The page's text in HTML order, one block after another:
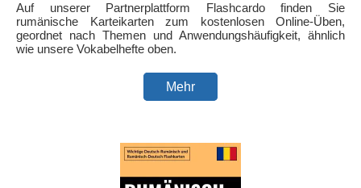
Auf unserer Partnerplattform Flashcardo finden Sie
rumänische Karteikarten zum kostenlosen Online-Üben,
geordnet nach Themen und Anwendungshäufigkeit, ähnlich
wie unsere Vokabelhefte oben.
Mehr